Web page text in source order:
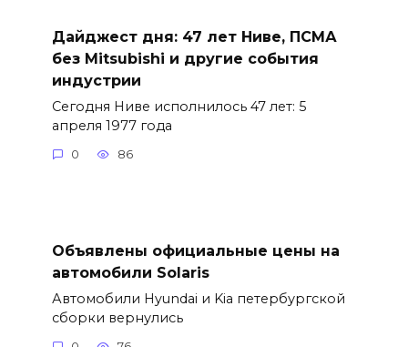
Дайджест дня: 47 лет Ниве, ПСМА
без Mitsubishi и другие события
индустрии
Сегодня Ниве исполнилось 47 лет: 5
апреля 1977 года
0 86
Объявлены официальные цены на
автомобили Solaris
Автомобили Hyundai и Kia петербургской
сборки вернулись